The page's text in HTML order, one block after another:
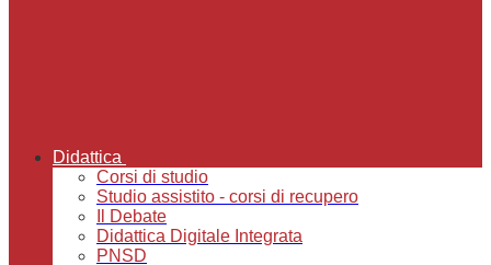
Didattica
Corsi di studio
Studio assistito - corsi di recupero
Il Debate
Didattica Digitale Integrata
PNSD